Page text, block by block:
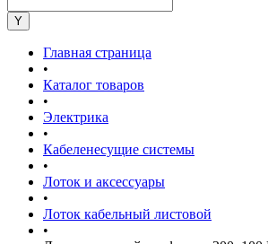
Главная страница
•
Каталог товаров
•
Электрика
•
Кабеленесущие системы
•
Лоток и аксессуары
•
Лоток кабельный листовой
•